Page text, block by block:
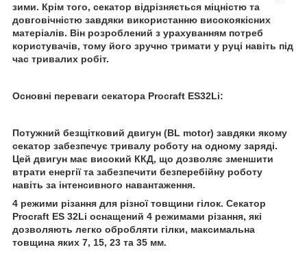
зими. Крім того, секатор відрізняється міцністю та
довговічністю завдяки використанню високоякісних
матеріалів. Він розроблений з урахуванням потреб
користувачів, тому його зручно тримати у руці навіть під
час тривалих робіт.
Основні переваги секатора Procraft ES32Li:
Потужний безщітковий двигун (BL motor) завдяки якому
секатор забезпечує тривалу роботу на одному заряді.
Цей двигун має високий ККД, що дозволяє зменшити
втрати енергії та забезпечити безперебійну роботу
навіть за інтенсивного навантаження.
4 режими різання для різної товщини гілок. Секатор
Procraft ES 32Li оснащений 4 режимами різання, які
дозволяють легко обробляти гілки, максимальна
товщина яких 7, 15, 23 та 35 мм.